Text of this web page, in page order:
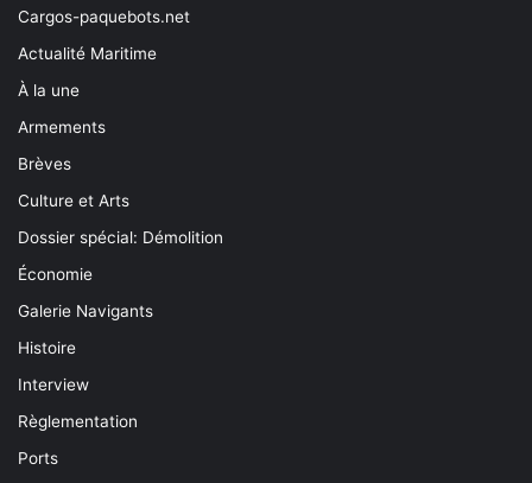
Cargos-paquebots.net
Actualité Maritime
À la une
Armements
Brèves
Culture et Arts
Dossier spécial: Démolition
Économie
Galerie Navigants
Histoire
Interview
Règlementation
Ports